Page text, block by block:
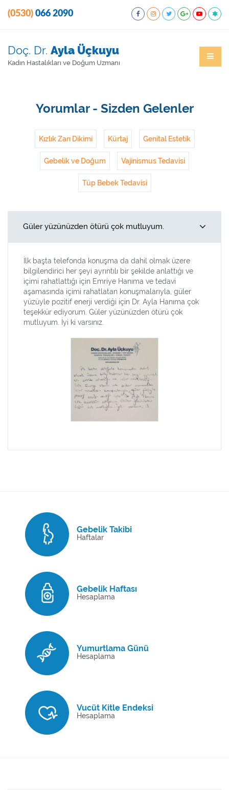
(0530) 066 2090
Doç. Dr. Ayla Üçkuyu
Kadın Hastalıkları ve Doğum Uzmanı
Yorumlar - Sizden Gelenler
Kızlık Zarı Dikimi Kürtaj Genital Estetik
Gebelik ve Doğum Vajinismus Tedavisi
Tüp Bebek Tedavisi
Güler yüzünüzden ötürü çok mutluyum.
İlk başta telefonda konuşma da dahil olmak üzere
bilgilendirici her şeyi ayrıntılı bir şekilde anlattığı ve
içimi rahatlattığı için Emriye Hanıma ve tedavi
aşamasında içimi rahatlatan konuşmalarıyla, güler
yüzüyle pozitif enerji verdiği için Dr. Ayla Hanıma çok
teşekkür ediyorum. Güler yüzünüzden ötürü çok
mutluyum. İyi ki varsınız.
Gebelik Takibi
Haftalar
Gebelik Haftası
Hesaplama
Yumurtlama Günü
Hesaplama
Vucüt Kitle Endeksi
Hesaplama